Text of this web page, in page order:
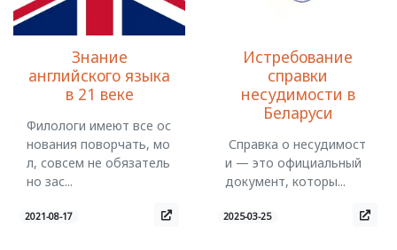
Знание
английского языка
в 21 веке
Филологи имеют все ос
нования поворчать, мо
л, совсем не обязатель
но зас...
2021-08-17
Истребование
справки
несудимости в
Беларуси
Справка о несудимост
и — это официальный
документ, которы...
2025-03-25